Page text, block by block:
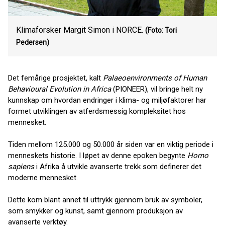
Klimaforsker Margit Simon i NORCE. (Foto: Tori
Pedersen)
Det femårige prosjektet, kalt Palaeoenvironments of Human
Behavioural Evolution in Africa(PIONEER), vil bringe helt ny
kunnskap om hvordan endringer i klima- og miljøfaktorer har
formet utviklingen av atferdsmessig kompleksitet hos
mennesket.
Tiden mellom 125.000 og 50.000 år siden var en viktig periode i
menneskets historie. I løpet av denne epoken begynte Homo
sapiensi Afrika å utvikle avanserte trekk som definerer det
moderne mennesket.
Dette kom blant annet til uttrykk gjennom bruk av symboler,
som smykker og kunst, samt gjennom produksjon av
avanserte verktøy.